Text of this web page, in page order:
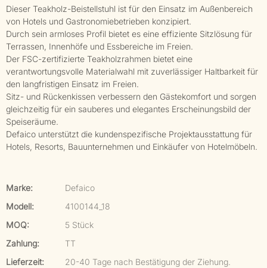
Dieser Teakholz-Beistellstuhl ist für den Einsatz im Außenbereich
von Hotels und Gastronomiebetrieben konzipiert.
Durch sein armloses Profil bietet es eine effiziente Sitzlösung für
Terrassen, Innenhöfe und Essbereiche im Freien.
Der FSC-zertifizierte Teakholzrahmen bietet eine
verantwortungsvolle Materialwahl mit zuverlässiger Haltbarkeit für
den langfristigen Einsatz im Freien.
Sitz- und Rückenkissen verbessern den Gästekomfort und sorgen
gleichzeitig für ein sauberes und elegantes Erscheinungsbild der
Speiseräume.
Defaico unterstützt die kundenspezifische Projektausstattung für
Hotels, Resorts, Bauunternehmen und Einkäufer von Hotelmöbeln.
Marke:
Defaico
Modell:
4100144_18
MOQ:
5 Stück
Zahlung:
TT
Lieferzeit:
20-40 Tage nach Bestätigung der Ziehung.